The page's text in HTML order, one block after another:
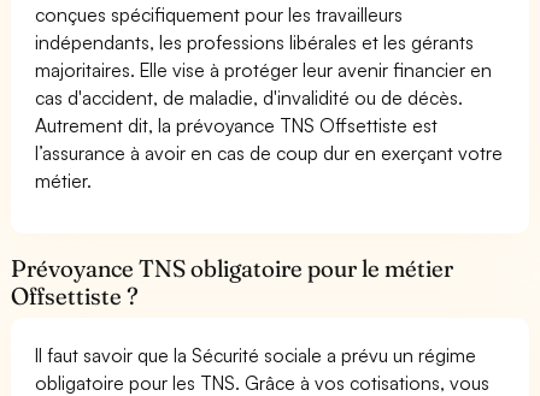
conçues spécifiquement pour les travailleurs
indépendants, les professions libérales et les gérants
majoritaires. Elle vise à protéger leur avenir financier en
cas d'accident, de maladie, d'invalidité ou de décès.
Autrement dit, la prévoyance TNS Offsettiste est
l’assurance à avoir en cas de coup dur en exerçant votre
métier.
Prévoyance TNS obligatoire pour le métier
Offsettiste ?
Il faut savoir que la Sécurité sociale a prévu un régime
obligatoire pour les TNS. Grâce à vos cotisations, vous